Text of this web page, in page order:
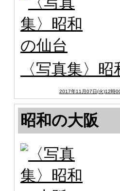
〈写真集〉
2017年11月07日(火)12時
昭和の大阪